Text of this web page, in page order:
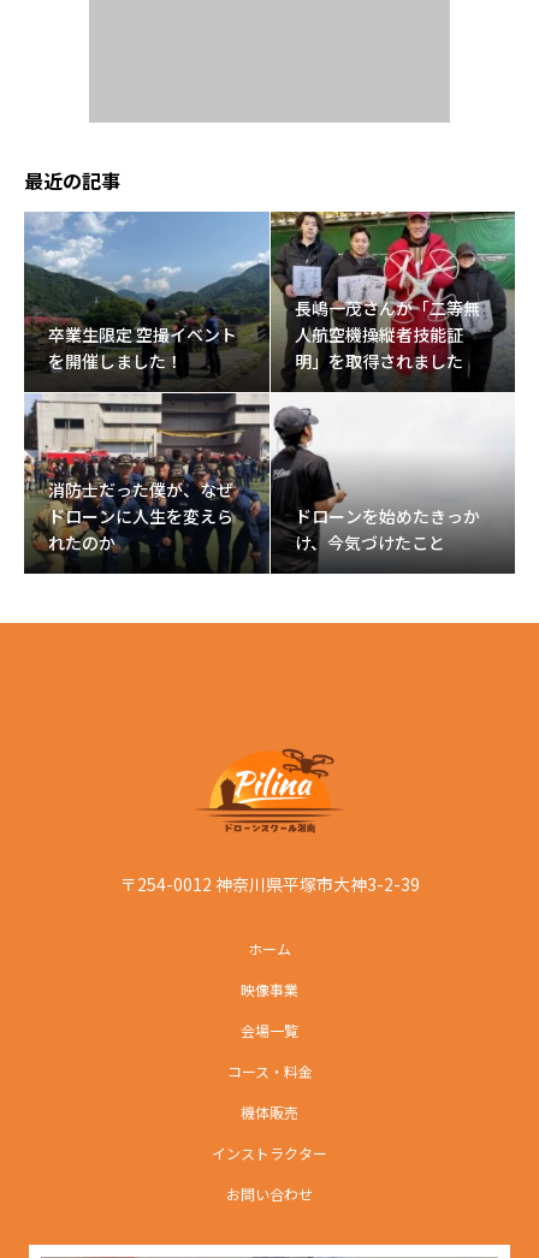
最近の記事
卒業生限定 空撮イベント
を開催しました！
長嶋一茂さんが「二等無
人航空機操縦者技能証
明」を取得されました
消防士だった僕が、なぜ
ドローンに人生を変えら
れたのか
ドローンを始めたきっか
け、今気づけたこと
〒254-0012 神奈川県平塚市大神3-2-39
ホーム
映像事業
会場一覧
コース・料金
機体販売
インストラクター
お問い合わせ